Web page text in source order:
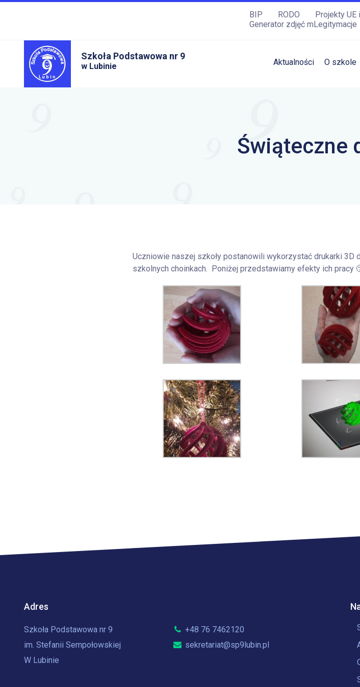
BIP RODO Projekty UE
Generator zdjęć mLegitymacje
Szkoła Podstawowa nr 9
w Lubinie Aktualności O szkole
Świąteczne
Uczniowie naszej szkoły postanowili wykorzystać drukarki
szkolnych choinkach. Poniżej przedstawiamy efekty ich pracy
Adres
Szkoła Podstawowa nr 9
im. Stefanii Sempołowskiej
W Lubinie
+48 76 7462120
sekretariat@sp9lubin.pl